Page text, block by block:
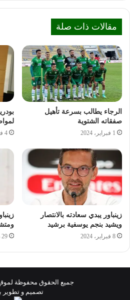
مقالات ذات صلة
الرجاء يطالب بسرعة تأهيل
صفقاته الشتوية
1 فبراير، 2024 4 فبراير، 2024
زينباور يبدي سعادته بالانتصار
ويشيد بنجم يوسفية برشيد
8 فبراير، 2024 29 ديسمبر، 2023
جميع الحقوق محفوظة
تصميم و تطوير